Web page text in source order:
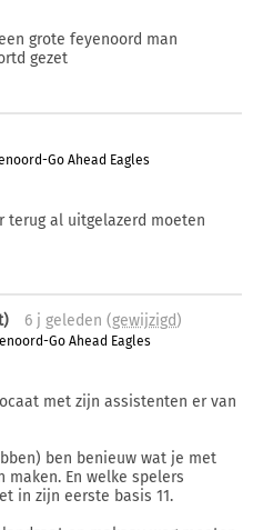
grote feyenoord man
gezet
Go Ahead Eagles
terug al uitgelazerd moeten
6 j geleden (gewijzigd)
Go Ahead Eagles
met zijn assistenten er van
ben benieuw wat je met
maken. En welke spelers
in zijn eerste basis 11.